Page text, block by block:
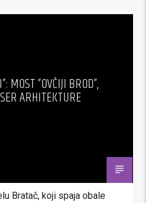
MOST “OVČIJI BROD”,
ARHITEKTURE
Bratač, koji spaja obale